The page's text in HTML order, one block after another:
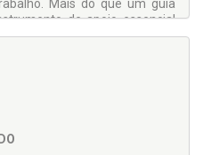
Mais do que um guia
de apoio essencial
segurança, conformidade e
contribuindo para a
do capital humano.